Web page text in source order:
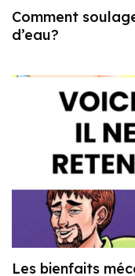
Comment
d’eau?
Les bienfaits